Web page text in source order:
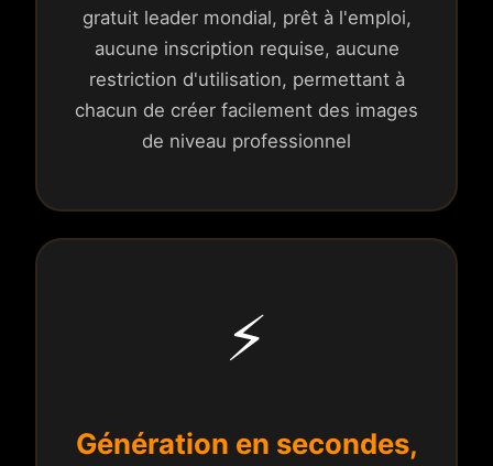
gratuit leader mondial, prêt à l'emploi,
aucune inscription requise, aucune
restriction d'utilisation, permettant à
chacun de créer facilement des images
de niveau professionnel
⚡
Génération en secondes,